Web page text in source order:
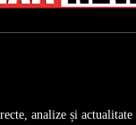
analize și actualitate